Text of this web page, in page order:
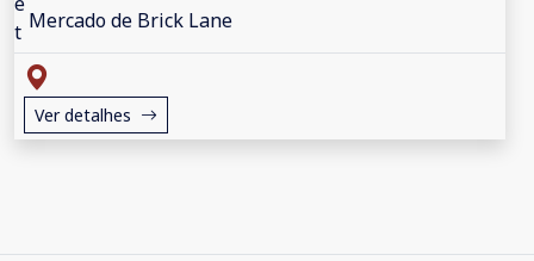
Mercado de Brick Lane
Ver detalhes